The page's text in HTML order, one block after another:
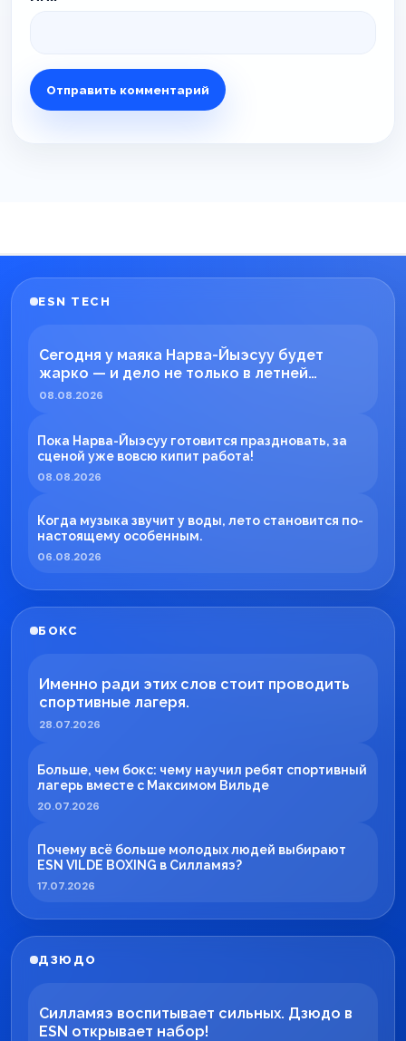
ESN TECH
Сегодня у маяка Нарва-Йыэсуу будет
жарко — и дело не только в летней
погоде!
08.08.2026
Пока Нарва-Йыэсуу готовится праздновать, за
сценой уже вовсю кипит работа!
08.08.2026
Когда музыка звучит у воды, лето становится по-
настоящему особенным.
06.08.2026
БОКС
Именно ради этих слов стоит проводить
спортивные лагеря.
28.07.2026
Больше, чем бокс: чему научил ребят спортивный
лагерь вместе с Максимом Вильде
20.07.2026
Почему всё больше молодых людей выбирают
ESN VILDE BOXING в Силламяэ?
17.07.2026
ДЗЮДО
Силламяэ воспитывает сильных. Дзюдо в
ESN открывает набор!